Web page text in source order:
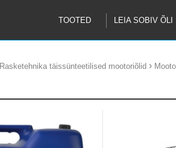
TOOTED LEIA SOBIV ÕLI
Rasketehnika täissünteetilised mootoriõlid ›